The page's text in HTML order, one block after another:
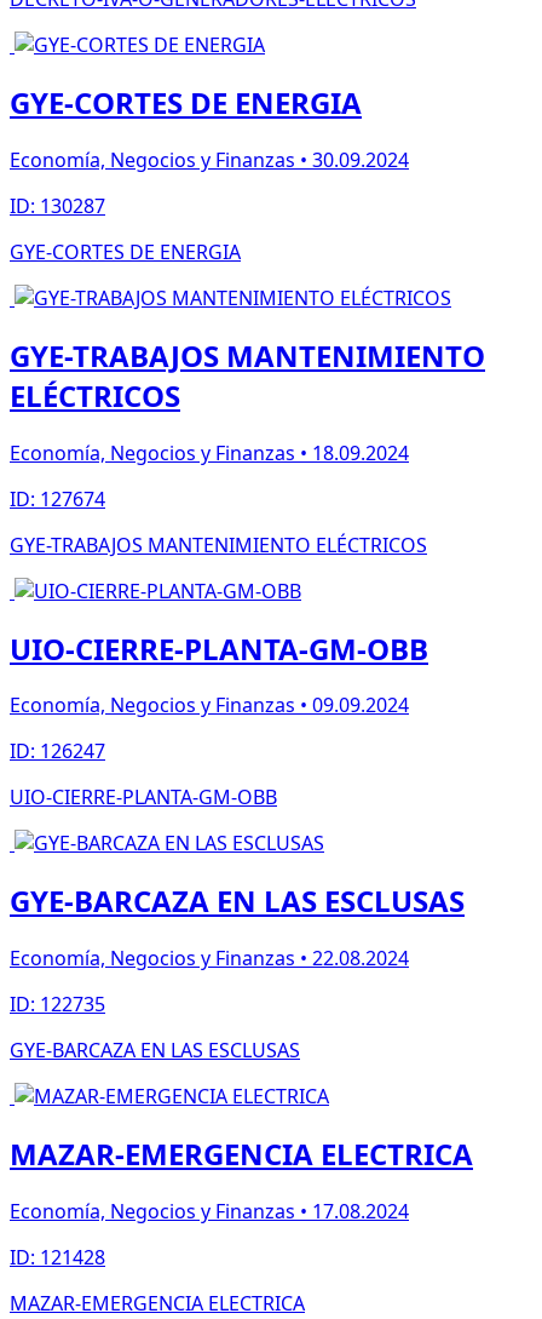
GYE-CORTES DE ENERGIA
Economía, Negocios y Finanzas • 30.09.2024
ID: 130287
GYE-CORTES DE ENERGIA
GYE-TRABAJOS MANTENIMIENTO
ELÉCTRICOS
Economía, Negocios y Finanzas • 18.09.2024
ID: 127674
GYE-TRABAJOS MANTENIMIENTO ELÉCTRICOS
UIO-CIERRE-PLANTA-GM-OBB
Economía, Negocios y Finanzas • 09.09.2024
ID: 126247
UIO-CIERRE-PLANTA-GM-OBB
GYE-BARCAZA EN LAS ESCLUSAS
Economía, Negocios y Finanzas • 22.08.2024
ID: 122735
GYE-BARCAZA EN LAS ESCLUSAS
MAZAR-EMERGENCIA ELECTRICA
Economía, Negocios y Finanzas • 17.08.2024
ID: 121428
MAZAR-EMERGENCIA ELECTRICA